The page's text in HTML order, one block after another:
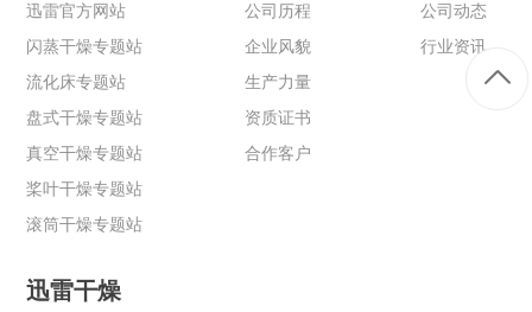
迅雷官方网站
闪蒸干燥专题站
流化床专题站
盘式干燥专题站
真空干燥专题站
桨叶干燥专题站
滚筒干燥专题站
公司历程
企业风貌
生产力量
资质证书
合作客户
公司动态
行业资讯
迅雷干燥